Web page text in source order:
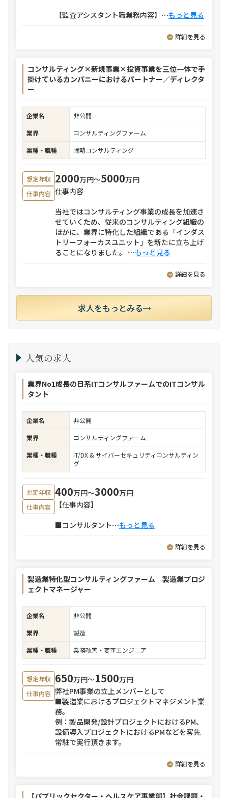
【監査アシスタント職業務内容】 ⋯もっと見る
詳細を見る
コンサルティング×新規事業×投資事業を三位一体で手
掛けているカンパニーにおけるパートナー／ディレクタ
ー
企業名
非公開
業界
コンサルティングファーム
業種・職種
戦略コンサルティング
想定年収 2000万円〜5000万円
仕事内容 仕事内容
当社ではコンサルティング事業の成長を加速さ
せていくため、従来のコンサルティング組織の
ほかに、業界に特化した組織である「インダス
トリーフォーカスユニット」を新たに立ち上げ
ることになりました。 ⋯もっと見る
詳細を見る
求人をもっとみる
人気の求人
業界No1成長の日系ITコンサルファームでのITコンサル
タント
企業名
非公開
業界
コンサルティングファーム
業種・職種
IT/DX & サイバーセキュリティコンサルティン
グ
想定年収 400万円〜3000万円
仕事内容
【仕事内容】
■コンサルタント⋯もっと見る
詳細を見る
製造業特化型コンサルティングファーム 製造業プロジ
ェクトマネージャー
企業名
非公開
業界
製造
業種・職種
業務改善・変革エンジニア
想定年収 650万円〜1500万円
仕事内容 弊社PM事業の立上メンバーとして
■製造業におけるプロジェクトマネジメント業
務。
例：製品開発/設計プロジェクトにおけるPM、
設備導入プロジェクトにおけるPMなどを客先
常駐で実行頂きます。
詳細を見る
【パブリックセクター・ヘルスケア事業部】社会課題・